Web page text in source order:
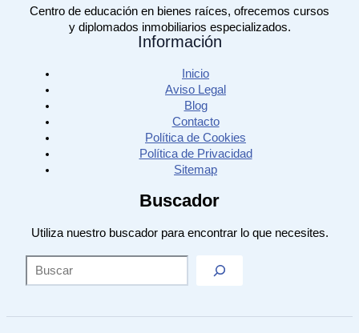
Centro de educación en bienes raíces, ofrecemos cursos
y diplomados inmobiliarios especializados.
Información
Inicio
Aviso Legal
Blog
Contacto
Política de Cookies
Política de Privacidad
Sitemap
Buscador
Utiliza nuestro buscador para encontrar lo que necesites.